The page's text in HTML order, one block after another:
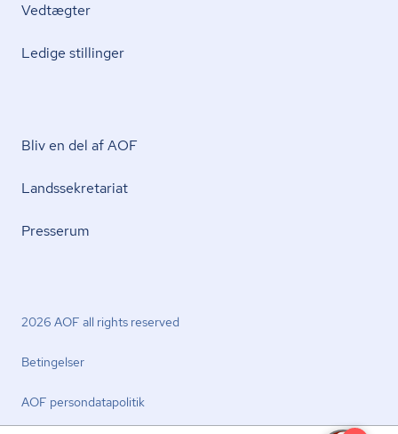
Vedtægter
Ledige stillinger
Bliv en del af AOF
Lands­se­kre­ta­ri­at
Presserum
2026 AOF all rights reserved
Betingelser
AOF per­son­da­ta­po­li­tik